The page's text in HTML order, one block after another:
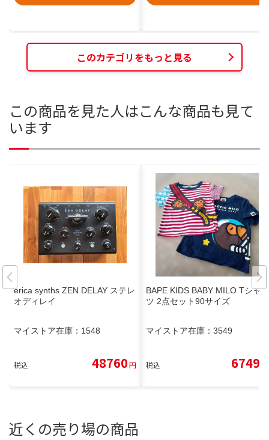
このカテゴリをもっと見る
この商品を見た人はこんな商品も見て
います
erica synths ZEN DELAY ステレ
オディレイ
マイストア在庫： 1548
税込 48760円
BAPE KIDS BABY MILO Tシャ
ツ 2点セット90サイズ
マイストア在庫： 3549
税込 6749
近くの売り場の商品